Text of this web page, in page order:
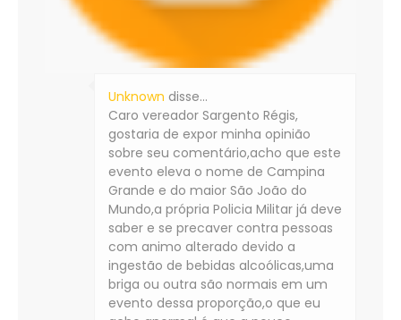
Unknown disse…
Caro vereador Sargento Régis,
gostaria de expor minha opinião
sobre seu comentário,acho que este
evento eleva o nome de Campina
Grande e do maior São João do
Mundo,a própria Policia Militar já deve
saber e se precaver contra pessoas
com animo alterado devido a
ingestão de bebidas alcoólicas,uma
briga ou outra são normais em um
evento dessa proporção,o que eu